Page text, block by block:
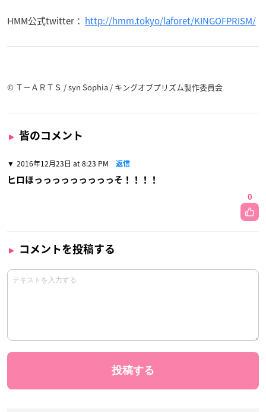
HMM公式twitter： http://hmm.tokyo/laforet/KINGOFPRISM/
© Ｔ－ＡＲＴＳ / syn Sophia / キングオブプリズム製作委員会
皆のコメント
2016年12月23日 at 8:23 PM 返信
ヒロほっっっっっっっっっそ！！！！
0
コメントを投稿する